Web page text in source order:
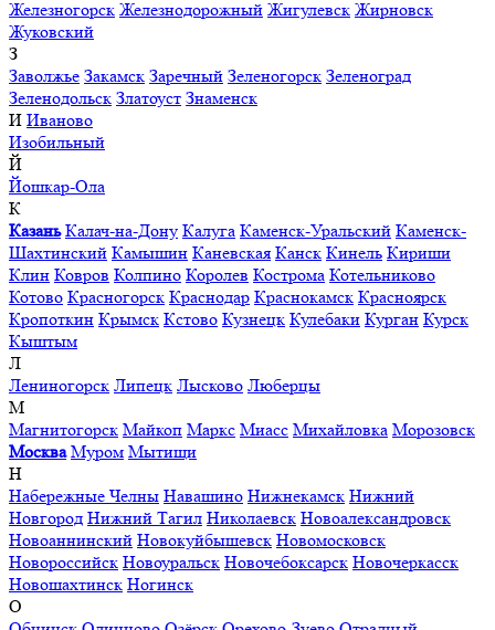
Железногорск Железнодорожный Жигулевск Жирновск
Жуковский
З
Заволжье Закамск Заречный Зеленогорск Зеленоград
Зеленодольск Златоуст Знаменск
И Иваново
Изобильный
Й
Йошкар-Ола
К
Казань Калач-на-Дону Калуга Каменск-Уральский Каменск-
Шахтинский Камышин Каневская Канск Кинель Кириши
Клин Ковров Колпино Королев Кострома Котельниково
Котово Красногорск Краснодар Краснокамск Красноярск
Кропоткин Крымск Кстово Кузнецк Кулебаки Курган Курск
Кыштым
Л
Лениногорск Липецк Лысково Люберцы
М
Магнитогорск Майкоп Маркс Миасс Михайловка Морозовск
Москва Муром Мытищи
Н
Набережные Челны Навашино Нижнекамск Нижний
Новгород Нижний Тагил Николаевск Новоалександровск
Новоаннинский Новокуйбышевск Новомосковск
Новороссийск Новоуральск Новочебоксарск Новочеркасск
Новошахтинск Ногинск
О